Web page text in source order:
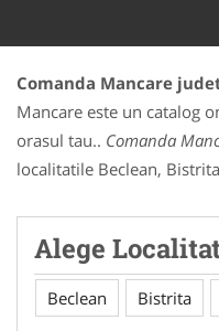
Comanda Mancare
Mancare este un catalog
orasul tau.. Comanda
localitatile Beclean,
Alege
Beclean Bistrita